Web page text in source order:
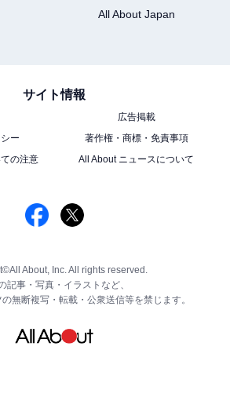
All About Japan
サイト情報
広告掲載
ー
著作権・商標・免責事項
の注意
All About ニュースについて
About, Inc. All rights reserved.
記事・写真・イラストなど、
無断複写・転載・公衆送信等を禁じます。